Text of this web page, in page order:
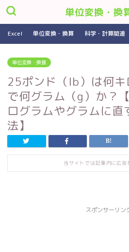
単位変換・換
Excel 単位変換・換算 科学・計算関連
単位変換・換算
25ポンド（lb）は何キ
で何グラム（g）か？
ログラムやグラムに直
法】
当サイトでは記事内に広告
スポンサーリン